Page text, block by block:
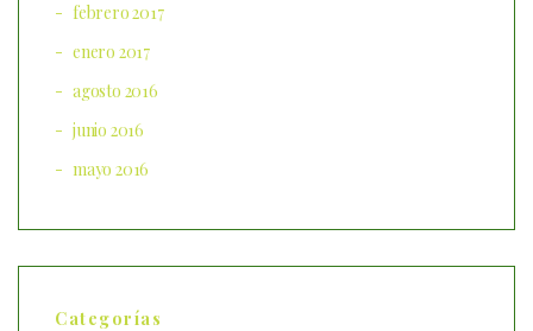
febrero 2017
enero 2017
agosto 2016
junio 2016
mayo 2016
Categorías